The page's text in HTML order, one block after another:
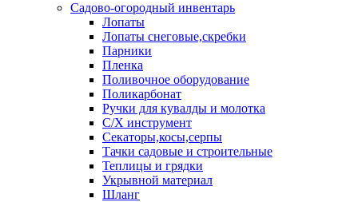
Садово-огородный инвентарь
Лопаты
Лопаты снеговые,скребки
Парники
Пленка
Поливочное оборудование
Поликарбонат
Ручки для кувалды и молотка
С/Х инструмент
Секаторы,косы,серпы
Тачки садовые и строительные
Теплицы и грядки
Укрывной материал
Шланг